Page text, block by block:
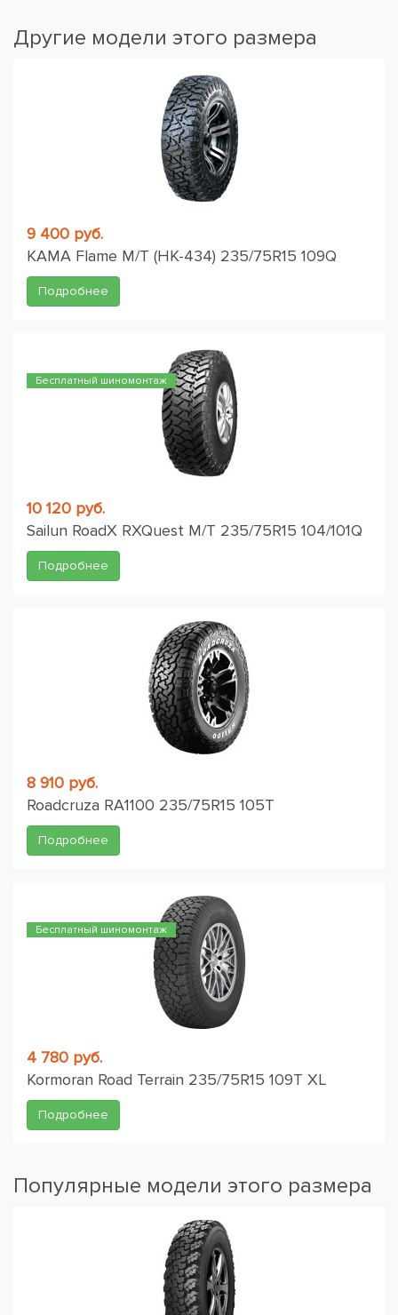
Другие модели этого размера
9 400 руб.
KAMA Flame M/T (НК-434) 235/75R15 109Q
Подробнее
Бесплатный шиномонтаж
10 120 руб.
Sailun RoadX RXQuest M/T 235/75R15 104/101Q
Подробнее
8 910 руб.
Roadcruza RA1100 235/75R15 105T
Подробнее
Бесплатный шиномонтаж
4 780 руб.
Kormoran Road Terrain 235/75R15 109T XL
Подробнее
Популярные модели этого размера